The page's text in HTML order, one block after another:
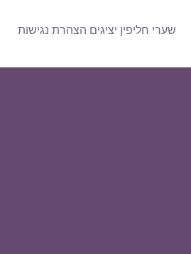
שערי חליפין יציגים הצהרת נגישות